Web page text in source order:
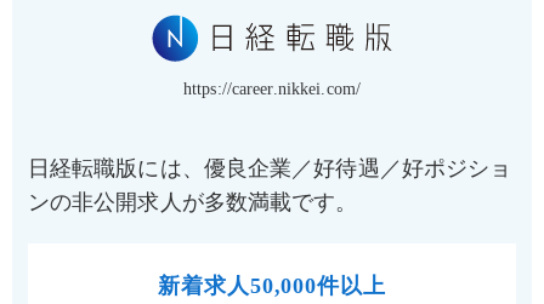
https://career.nikkei.com/
日経転職版には、優良企業／好待遇／好ポジショ
ンの非公開求人が多数満載です。
新着求人50,000件以上